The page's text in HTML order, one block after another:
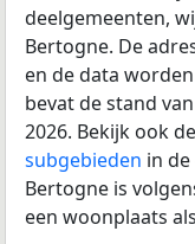
deelgemeenten,
Bertogne. De
en de data
bevat de stand
2026. Bekijk ook de
subgebieden in
Bertogne is
een woonplaats